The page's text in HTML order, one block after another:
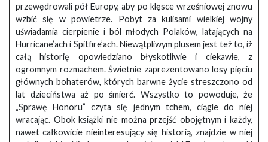
przewędrowali pół Europy, aby po klęsce wrześniowej znowu
wzbić się w powietrze. Pobyt za kulisami wielkiej wojny
uświadamia cierpienie i ból młodych Polaków, latających na
Hurricane’ach i Spitfire’ach. Niewątpliwym plusem jest też to, iż
całą historię opowiedziano błyskotliwie i ciekawie, z
ogromnym rozmachem. Świetnie zaprezentowano losy pięciu
głównych bohaterów, których barwne życie streszczono od
lat dzieciństwa aż po śmierć. Wszystko to powoduje, że
„Sprawę Honoru” czyta się jednym tchem, ciągle do niej
wracając. Obok książki nie można przejść obojętnym i każdy,
nawet całkowicie nieinteresujący się historią, znajdzie w niej